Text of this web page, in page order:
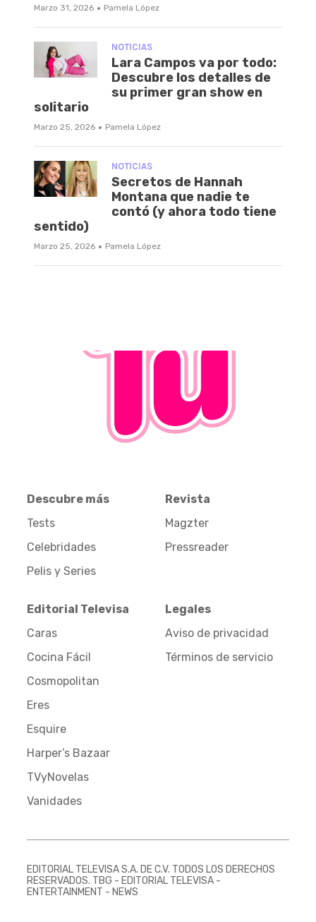
Marzo 31, 2026 · Pamela López
NOTICIAS
Lara Campos va por todo:
Descubre los detalles de
su primer gran show en
solitario
Marzo 25, 2026 · Pamela López
NOTICIAS
Secretos de Hannah
Montana que nadie te
contó (y ahora todo tiene
sentido)
Marzo 25, 2026 · Pamela López
Descubre más
Tests
Celebridades
Pelis y Series
Revista
Magzter
Pressreader
Editorial Televisa
Caras
Cocina Fácil
Cosmopolitan
Eres
Esquire
Harper’s Bazaar
TVyNovelas
Vanidades
Legales
Aviso de privacidad
Términos de servicio
EDITORIAL TELEVISA S.A. DE C.V. TODOS LOS DERECHOS
RESERVADOS. TBG - EDITORIAL TELEVISA -
ENTERTAINMENT - NEWS